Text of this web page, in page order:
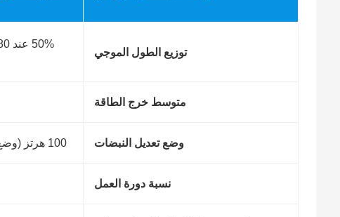
توزيع الطول الموجي
متوسط خرج الطاقة
وضع تعديل النبضات 100 هرتز (وضع النبضات المحددة بفترات)
نسبة دورة العمل